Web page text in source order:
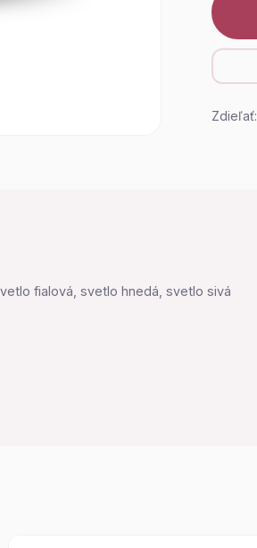
Zdieľať:
fialová, svetlo hnedá, svetlo sivá